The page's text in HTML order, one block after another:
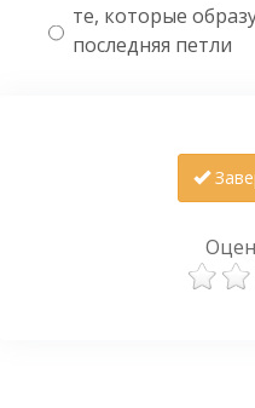
те, которые
последняя петли